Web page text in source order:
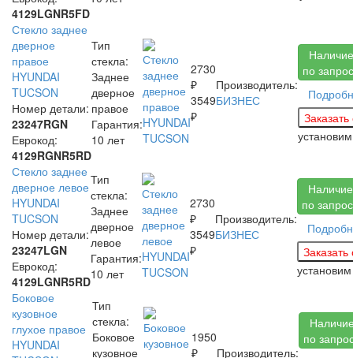
4129LGNR5FD
Стекло заднее
дверное
правое
HYUNDAI
TUCSON
Номер детали:
23247RGN
Еврокод:
4129RGNR5RD
Тип
стекла:
Заднее
дверное
правое
Гарантия:
10 лет
2730
₽
3549
₽
Производитель:
БИЗНЕС
Наличие
по
Стекло заднее
дверное левое
HYUNDAI
TUCSON
Номер детали:
23247LGN
Еврокод:
4129LGNR5RD
Тип
стекла:
Заднее
дверное
левое
Гарантия:
10 лет
2730
₽
3549
₽
Производитель:
БИЗНЕС
Наличие
по
Боковое
кузовное
глухое правое
HYUNDAI
Тип
стекла:
Боковое
кузовное
1950
₽
Производитель:
по